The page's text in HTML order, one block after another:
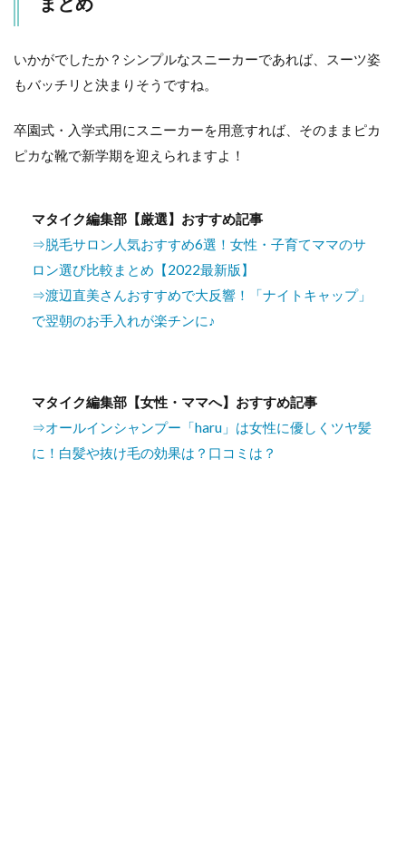
いかがでしたか？シンプルなスニーカーであれば、スーツ姿
もバッチリと決まりそうですね。
卒園式・入学式用にスニーカーを用意すれば、そのままピカ
ピカな靴で新学期を迎えられますよ！
マタイク編集部【厳選】おすすめ記事
⇒脱毛サロン人気おすすめ6選！女性・子育てママのサ
ロン選び比較まとめ【2022最新版】
⇒渡辺直美さんおすすめで大反響！「ナイトキャップ」
で翌朝のお手入れが楽チンに♪
マタイク編集部【女性・ママへ】おすすめ記事
⇒オールインシャンプー「haru」は女性に優しくツヤ髪
に！白髪や抜け毛の効果は？口コミは？